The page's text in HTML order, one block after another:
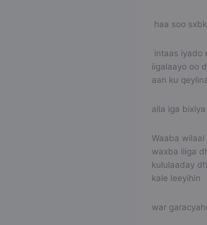
haa soo
intaas iyado
iigalaayo oo
aan ku
alla iga
Waaba
waxba liiga
kululaaday
kale leeyihin
war